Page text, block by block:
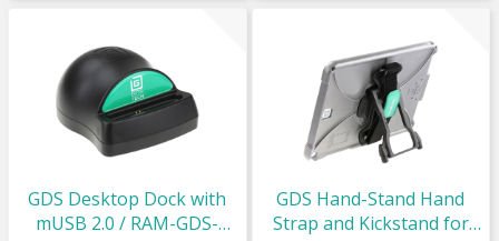
GDS Desktop Dock with
mUSB 2.0 / RAM-GDS-
GDS Hand-Stand Hand
Strap and Kickstand for